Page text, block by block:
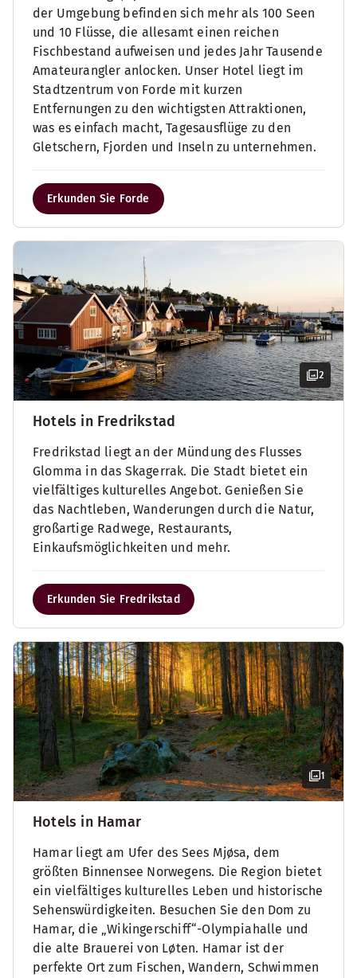
der Umgebung befinden sich mehr als 100 Seen
und 10 Flüsse, die allesamt einen reichen
Fischbestand aufweisen und jedes Jahr Tausende
Amateurangler anlocken. Unser Hotel liegt im
Stadtzentrum von Forde mit kurzen
Entfernungen zu den wichtigsten Attraktionen,
was es einfach macht, Tagesausflüge zu den
Gletschern, Fjorden und Inseln zu unternehmen.
Erkunden Sie Forde
2
Hotels in Fredrikstad
Fredrikstad liegt an der Mündung des Flusses
Glomma in das Skagerrak. Die Stadt bietet ein
vielfältiges kulturelles Angebot. Genießen Sie
das Nachtleben, Wanderungen durch die Natur,
großartige Radwege, Restaurants,
Einkaufsmöglichkeiten und mehr.
Erkunden Sie Fredrikstad
1
Hotels in Hamar
Hamar liegt am Ufer des Sees Mjøsa, dem
größten Binnensee Norwegens. Die Region bietet
ein vielfältiges kulturelles Leben und historische
Sehenswürdigkeiten. Besuchen Sie den Dom zu
Hamar, die „Wikingerschiff“-Olympiahalle und
die alte Brauerei von Løten. Hamar ist der
perfekte Ort zum Fischen, Wandern, Schwimmen